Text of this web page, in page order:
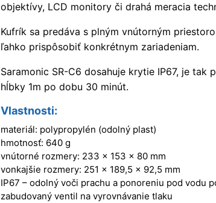
objektívy, LCD monitory či drahá meracia
Kufrík sa predáva s plným vnútorným
ľahko prispôsobiť konkrétnym zariadeniam.
Saramonic SR-C6 dosahuje krytie IP67, je
hĺbky 1m po dobu 30 minút.
Vlastnosti:
materiál: polypropylén (odolný plast)
hmotnosť: 640 g
vnútorné rozmery: 233 x 153 x 80 mm
vonkajšie rozmery: 251 x 189,5 x 92,5 mm
IP67 – odolný voči prachu a ponoreniu pod vodu
zabudovaný ventil na vyrovnávanie tlaku